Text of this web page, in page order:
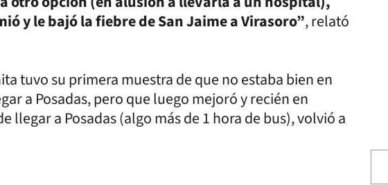
y le bajó la fiebre de San Jaime a Virasoro”, relató
tuvo su primera muestra de que no estaba bien en
a Posadas, pero que luego mejoró y recién en
llegar a Posadas (algo más de 1 hora de bus), volvió a